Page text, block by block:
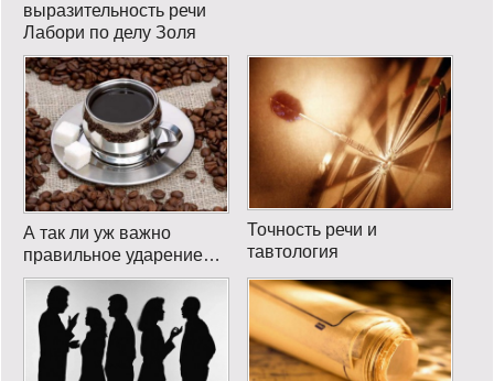
выразительность речи
Лабори по делу Золя
А так ли уж важно
правильное ударение…
Точность речи и
тавтология